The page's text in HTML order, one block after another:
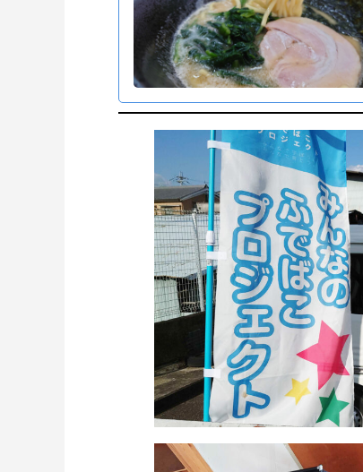
香芝にうまいもんあり！卯之庵
2020.09.07